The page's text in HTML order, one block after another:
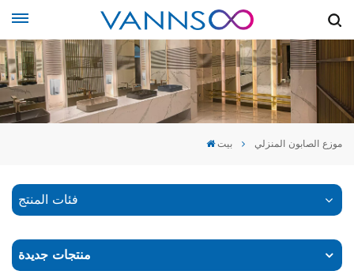
بيت موزع الصابون المنزلي
فئات المنتج
منتجات جديدة